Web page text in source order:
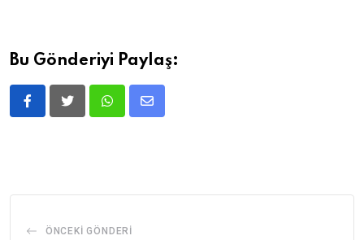
Bu Gönderiyi Paylaş:
ÖNCEKI GÖNDERI